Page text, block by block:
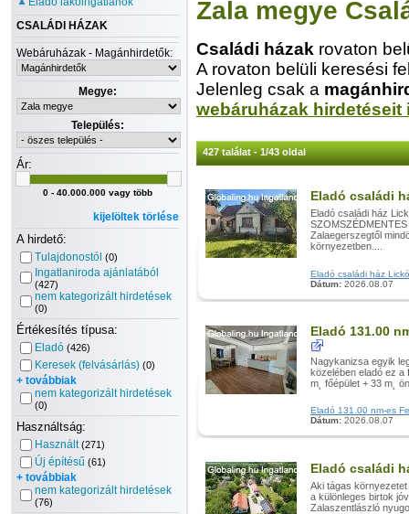
CSALÁDI HÁZAK
Webáruházak - Magánhirdetők:
Megye:
Település:
Ár:
0 - 40.000.000 vagy több
kijelöltek törlése
A hirdető:
Tulajdonostól (0)
Ingatlaniroda ajánlatából
(427)
nem kategorizált hirdetések
(0)
Értékesítés típusa:
Eladó (426)
Keresek (felvásárlás) (0)
+ továbbiak
nem kategorizált hirdetések
(0)
Használtság:
Használt (271)
Új építésű (61)
+ továbbiak
nem kategorizált hirdetések
(76)
Zala megye
Családi házak rovaton
A rovaton belüli keresési
Jelenleg csak a
webáruházak hirdetéseit
427 találat - 1/43 oldal
Eladó családi
Eladó családi ház
Zalaegerszegtől
környezetben....
Eladó családi ház
Dátum: 2026.08.07
Eladó 131.00
Nagykanizsa egyik
közelében eladó ez a
m˛ főépület + 33 m˛
Eladó 131.00 nm-es
Dátum: 2026.08.07
Eladó családi
Aki tágas
a különleges birtok
Zalaszentlászló